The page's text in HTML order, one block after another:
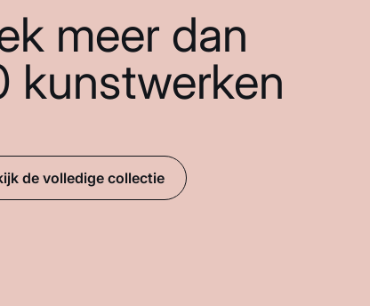
meer dan
kunstwerken
de volledige collectie